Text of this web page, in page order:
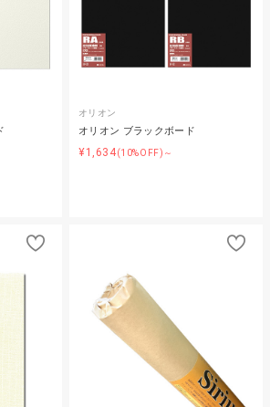
オリオン
オリオン ブラックボード
¥1,634(10%OFF)～